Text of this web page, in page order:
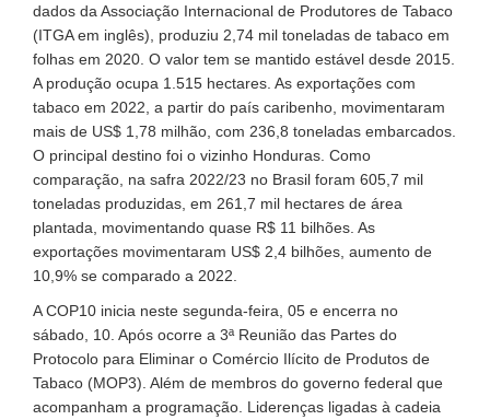
dados da Associação Internacional de Produtores de Tabaco
(ITGA em inglês), produziu 2,74 mil toneladas de tabaco em
folhas em 2020. O valor tem se mantido estável desde 2015.
A produção ocupa 1.515 hectares. As exportações com
tabaco em 2022, a partir do país caribenho, movimentaram
mais de US$ 1,78 milhão, com 236,8 toneladas embarcados.
O principal destino foi o vizinho Honduras. Como
comparação, na safra 2022/23 no Brasil foram 605,7 mil
toneladas produzidas, em 261,7 mil hectares de área
plantada, movimentando quase R$ 11 bilhões. As
exportações movimentaram US$ 2,4 bilhões, aumento de
10,9% se comparado a 2022.
A COP10 inicia neste segunda-feira, 05 e encerra no
sábado, 10. Após ocorre a 3ª Reunião das Partes do
Protocolo para Eliminar o Comércio Ilícito de Produtos de
Tabaco (MOP3). Além de membros do governo federal que
acompanham a programação. Liderenças ligadas à cadeia